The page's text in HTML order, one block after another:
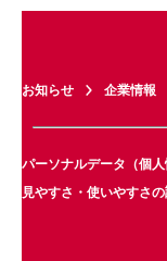
お知らせ 企業情報
パーソナルデータ（個
見やすさ・使いやすさ